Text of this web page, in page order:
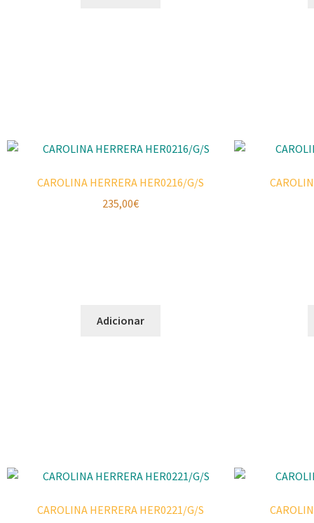
CAROLINA HERRERA HER0216/G/S
235,00€
Adicionar
CAROLINA HERRERA HER0221/G/S